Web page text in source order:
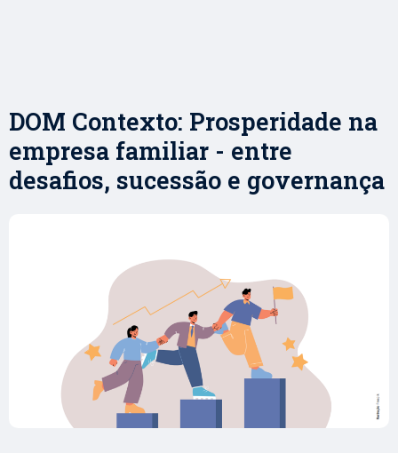
DOM Contexto: Prosperidade na
empresa familiar - entre
desafios, sucessão e governança